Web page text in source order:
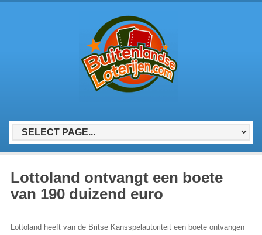
Lottoland ontvangt een boete
van 190 duizend euro
Lottoland heeft van de Britse Kansspelautoriteit een boete ontvangen